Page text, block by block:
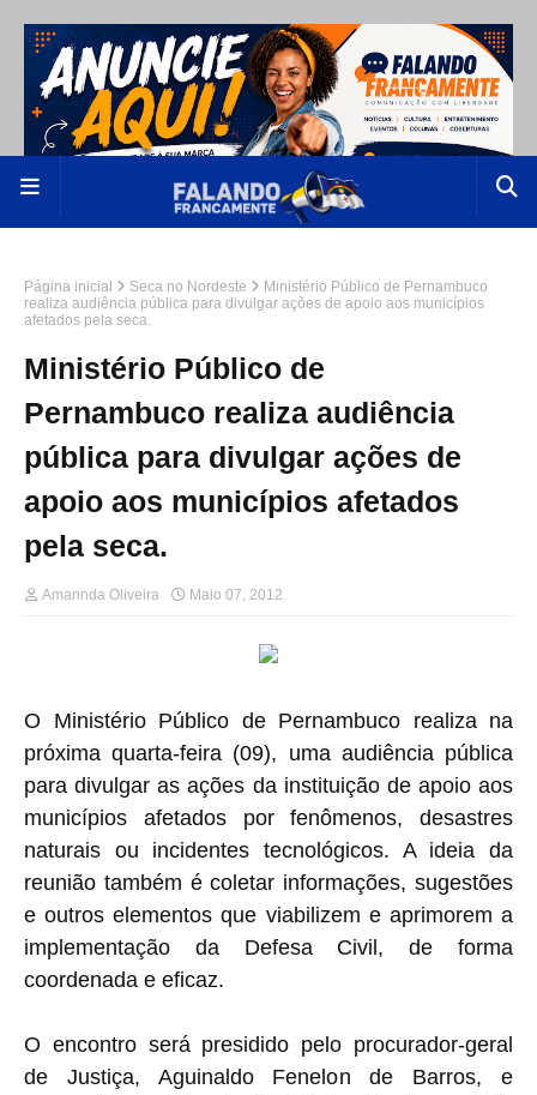
Página inicial Seca no Nordeste
Ministério Público de Pernambuco
realiza audiência pública para divulgar ações de apoio aos municípios
afetados pela seca.
Ministério Público de
Pernambuco realiza audiência
pública para divulgar ações de
apoio aos municípios afetados
pela seca.
Amannda Oliveira Maio 07, 2012
O Ministério Público de Pernambuco realiza na
próxima quarta-feira (09), uma audiência pública
para divulgar as ações da instituição de apoio aos
municípios afetados por fenômenos, desastres
naturais ou incidentes tecnológicos. A ideia da
reunião também é coletar informações, sugestões
e outros elementos que viabilizem e aprimorem a
implementação da Defesa Civil, de forma
coordenada e eficaz.
O encontro será presidido pelo procurador-geral
de Justiça, Aguinaldo Fenelon de Barros, e